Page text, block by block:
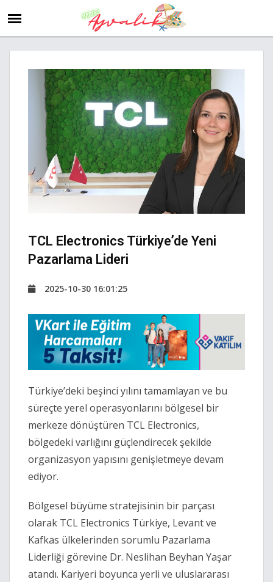
TCL Electronics Türkiye’de Yeni
Pazarlama Lideri
2025-10-30 16:01:25
Türkiye’deki beşinci yılını tamamlayan ve bu
süreçte yerel operasyonlarını bölgesel bir
merkeze dönüştüren TCL Electronics,
bölgedeki varlığını güçlendirecek şekilde
organizasyon yapısını genişletmeye devam
ediyor.
Bölgesel büyüme stratejisinin bir parçası
olarak TCL Electronics Türkiye, Levant ve
Kafkas ülkelerinden sorumlu Pazarlama
Liderliği görevine Dr. Neslihan Beyhan Yaşar
atandı. Kariyeri boyunca yerli ve uluslararası